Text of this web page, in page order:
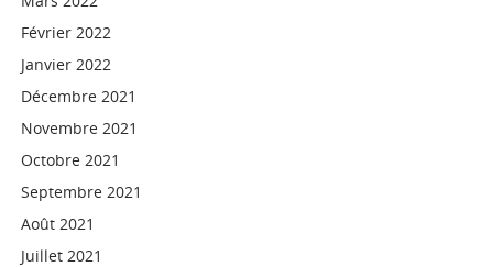
Février 2022
Janvier 2022
Décembre 2021
Novembre 2021
Octobre 2021
Septembre 2021
Août 2021
Juillet 2021